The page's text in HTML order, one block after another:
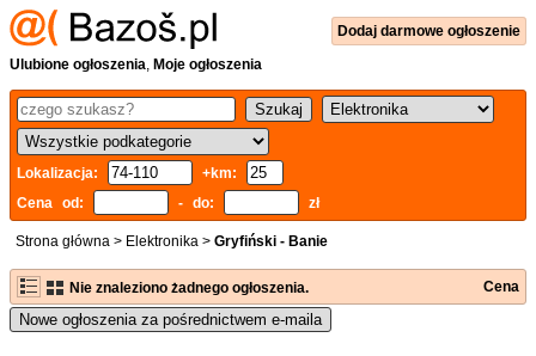
Dodaj darmowe ogłoszenie
Ulubione ogłoszenia, Moje ogłoszenia
Lokalizacja:
+km:
Cena od:
- do: zł
Strona główna > Elektronika > Gryfiński - Banie
Nie znaleziono żadnego ogłoszenia. Cena
Nowe ogłoszenia za pośrednictwem e-maila